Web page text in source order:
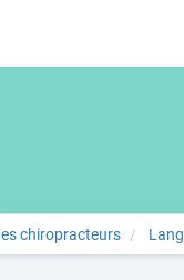
chiropracteurs